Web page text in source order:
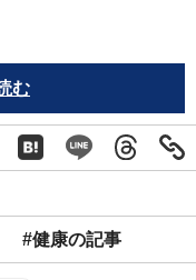
む
#健康の記事